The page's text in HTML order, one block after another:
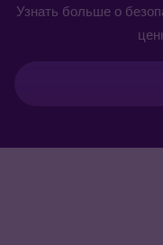
Узнать больше о